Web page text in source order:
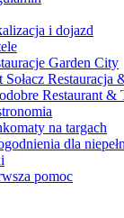
i dojazd
Garden City
Sołacz Restauracja
Restaurant &
na targach
dla
pomoc